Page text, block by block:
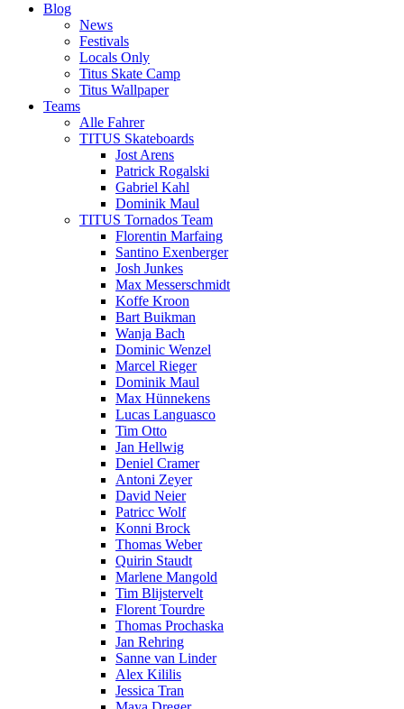
Blog
News
Festivals
Locals Only
Titus Skate Camp
Titus Wallpaper
Teams
Alle Fahrer
TITUS Skateboards
Jost Arens
Patrick Rogalski
Gabriel Kahl
Dominik Maul
TITUS Tornados Team
Florentin Marfaing
Santino Exenberger
Josh Junkes
Max Messerschmidt
Koffe Kroon
Bart Buikman
Wanja Bach
Dominic Wenzel
Marcel Rieger
Dominik Maul
Max Hünnekens
Lucas Languasco
Tim Otto
Jan Hellwig
Deniel Cramer
Antoni Zeyer
David Neier
Patricc Wolf
Konni Brock
Thomas Weber
Quirin Staudt
Marlene Mangold
Tim Blijstervelt
Florent Tourdre
Thomas Prochaska
Jan Rehring
Sanne van Linder
Alex Kililis
Jessica Tran